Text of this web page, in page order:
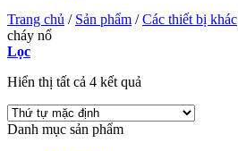
Trang chủ / Sản phẩm / Các thiết bị khác
cháy nổ
Lọc
Hiển thị tất cả 4 kết quả
Danh mục sản phẩm